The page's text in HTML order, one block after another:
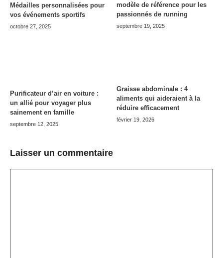
Médailles personnalisées pour
vos événements sportifs
octobre 27, 2025
modèle de référence pour les
passionnés de running
septembre 19, 2025
Purificateur d’air en voiture :
un allié pour voyager plus
sainement en famille
septembre 12, 2025
Graisse abdominale : 4
aliments qui aideraient à la
réduire efficacement
février 19, 2026
Laisser un commentaire